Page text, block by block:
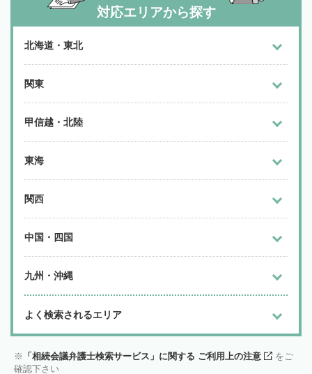
対応エリアから探す
北海道・東北
関東
甲信越・北陸
東海
関西
中国・四国
九州・沖縄
よく検索されるエリア
「相続会議弁護士検索サービス」に関する ご利用上の注意
をご
確認下さい